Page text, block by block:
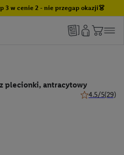
3 w cenie 2 - nie przegap okazji👗
plecionki, antracytowy
4.5/5(29)